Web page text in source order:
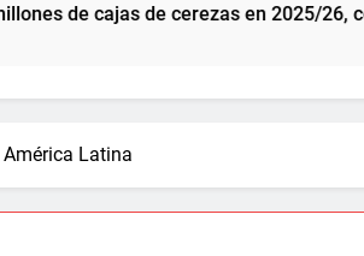
de cerezas en 2025/26, con China
Latina